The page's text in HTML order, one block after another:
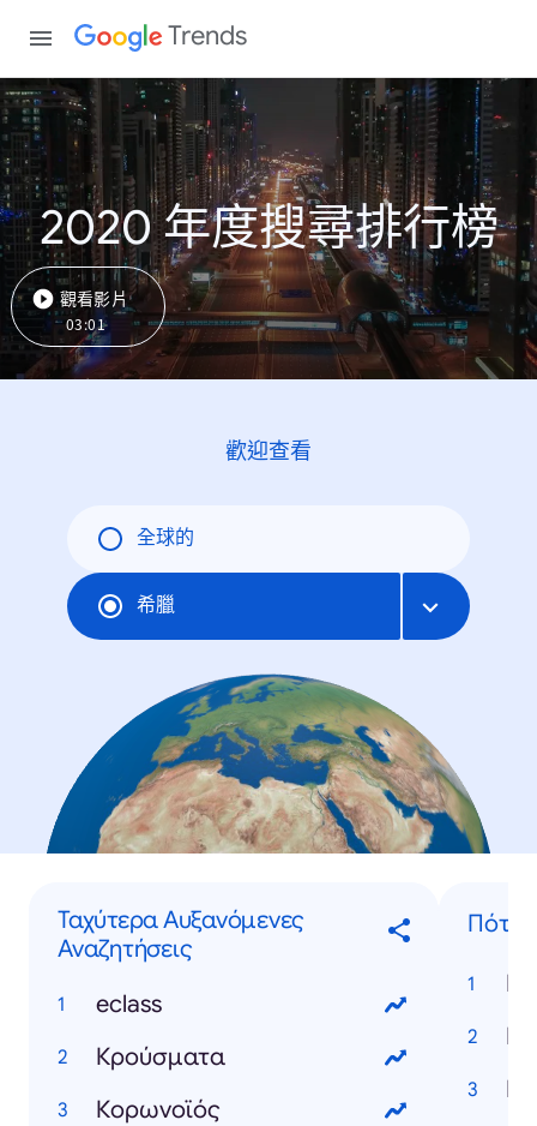
Trends
2020 年度搜尋排行榜
觀看影片
03:01
歡迎查看
全球的
希臘
Ταχύτερα Αυξανόμενες
Αναζητήσεις
eclass
Κρούσματα
Κορωνοϊός
Πότε...